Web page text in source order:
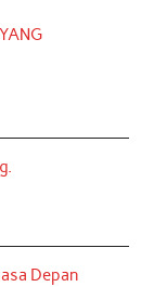
Depan